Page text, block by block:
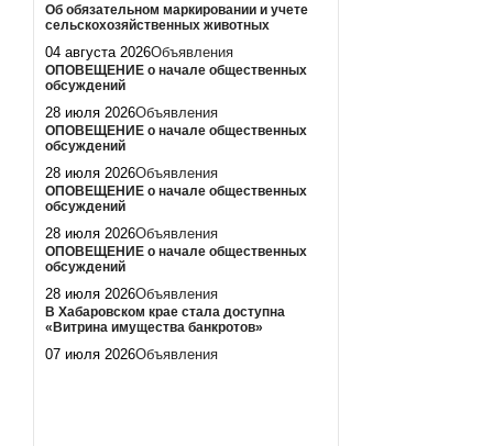
Об обязательном маркировании и учете
сельскохозяйственных животных
04 августа 2026Объявления
ОПОВЕЩЕНИЕ о начале общественных
обсуждений
28 июля 2026Объявления
ОПОВЕЩЕНИЕ о начале общественных
обсуждений
28 июля 2026Объявления
ОПОВЕЩЕНИЕ о начале общественных
обсуждений
28 июля 2026Объявления
ОПОВЕЩЕНИЕ о начале общественных
обсуждений
28 июля 2026Объявления
В Хабаровском крае стала доступна
«Витрина имущества банкротов»
07 июля 2026Объявления